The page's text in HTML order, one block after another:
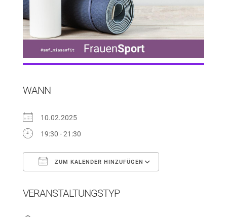
WANN
10.02.2025
19:30 - 21:30
ZUM KALENDER HINZUFÜGEN
VERANSTALTUNGSTYP